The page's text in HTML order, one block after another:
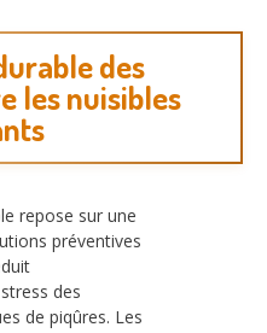
des
les nuisibles
repose sur une
préventives
des
de piqûres. Les